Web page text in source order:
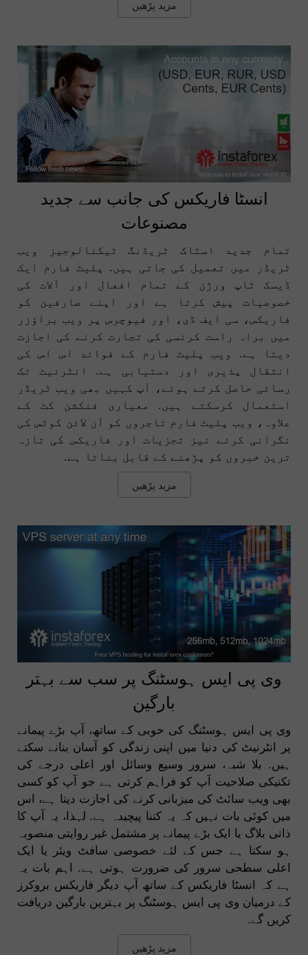
مزید پڑھیں
انسٹا فاریکس کی جانب سے جدید
مصنوعات
تمام جدید اسٹاک ٹریڈنگ ٹیکنالوجیز ویب
ٹریڈر میں تعمیل کی جاتی ہیں. پلیٹ فارم ایک
ڈیسک ٹاپ ورژن کے تمام افعال اور آلات کی
خصوصیات پیش کرتا ہے اور اپنے صارفین کو
فاریکس، سی ایف ڈی، اور فیوچرس پر ویب براؤزر
میں براہ راست کرنسی کی تجارت کرنے کی اجازت
دیتا ہے. ویب پلیٹ فارم کے فوائد اس اس کی
انتقال پذیری اور دستیابی ہے. انٹرنیٹ تک
رسائی حاصل کرتے ہوئے، آپ کہیں بھی ویب ٹریڈر
استعمال کرسکتے ہیں. معیاری فنکشن کٹ کے
علاوہ، ویب پلیٹ فارم تاجروں کو آن لائن کوٹس کی
نگرانی کرنے نیز تجزیات اور فاریکس کی تازہ
ترین خبروں کو پڑھنے کے قابل بناتا ہے.
مزید پڑھیں
وی پی ایس ہوسٹنگ پر سب سے بہتر
بارگین
وی پی ایس ہوسٹنگ کی خوبی کے ساتھ، آپ بڑے پیمانے
پر انٹرنیٹ کی دنیا میں اپنی زندگی کو آسان بنانے سکتے
ہیں. بلا شبہ، سرور وسیع وسائل اور اعلی درجے کی
تکنیکی صلاحیت آپ کو فراہم کرتی ہے جو آپ کو کسی
بھی ویب سائٹ کی میزبانی کرنے کی اجازت دیتا ہے، اس
میں کوئی بات نہیں کہ یہ کتنا پیچیدہ ہے. لہذا، یہ آپ کا
ذاتی بلاگ یا ایک بڑے پیمانے پر مشتمل غیر روایتی منصوبہ
ہو سکتا ہے جس کے لئے خصوصی سافٹ ویئر یا ایک
اعلی سطحی سرور کی ضرورت ہوتی ہے. اہم بات یہ
ہے کہ انسٹا فاریکس کے ساتھ آپ دیگر فاریکس بروکرز
کے درمیان وی پی ایس ہوسٹنگ پر بہترین بارگین دریافت
کریں گے.
مزید پڑھیں